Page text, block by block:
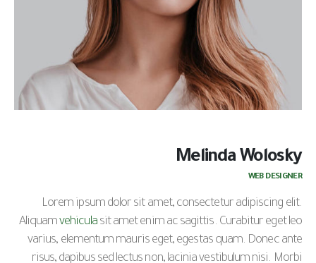
Melinda Wolosky
WEB DESIGNER
Lorem ipsum dolor sit amet, consectetur adipiscing elit.
Aliquamvehiculasit amet enim ac sagittis. Curabitur eget leo
varius, elementum mauris eget, egestas quam. Donec ante
risus, dapibus sed lectus non, lacinia vestibulum nisi. Morbi